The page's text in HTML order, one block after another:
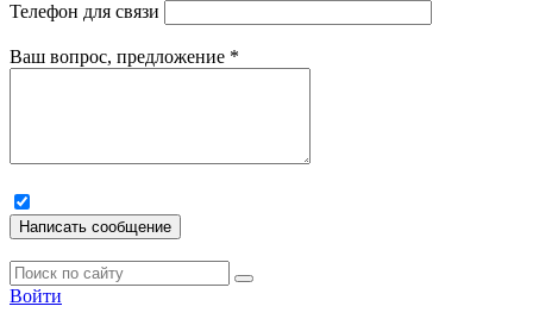
Телефон для связи
Ваш вопрос, предложение *
Написать сообщение
Войти